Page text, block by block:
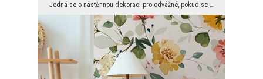
Jedná se o nástěnnou dekoraci pro odvážné, pokud se bavíme o použití na celou velkou stěnu. Obsah...